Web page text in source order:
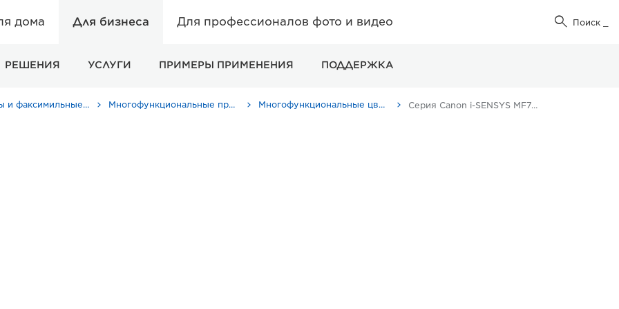
дома Для бизнеса Для профессионалов фото и видео  Поиск
РЕШЕНИЯ УСЛУГИ ПРИМЕРЫ ПРИМЕНЕНИЯ ПОДДЕРЖКА
Принтеры и факсимильные аппараты для бизнеса Многофункциональные принтеры - Принтеры «Все в одном» Многофункциональные цветные принтеры Серия Canon i-SENSYS MF740